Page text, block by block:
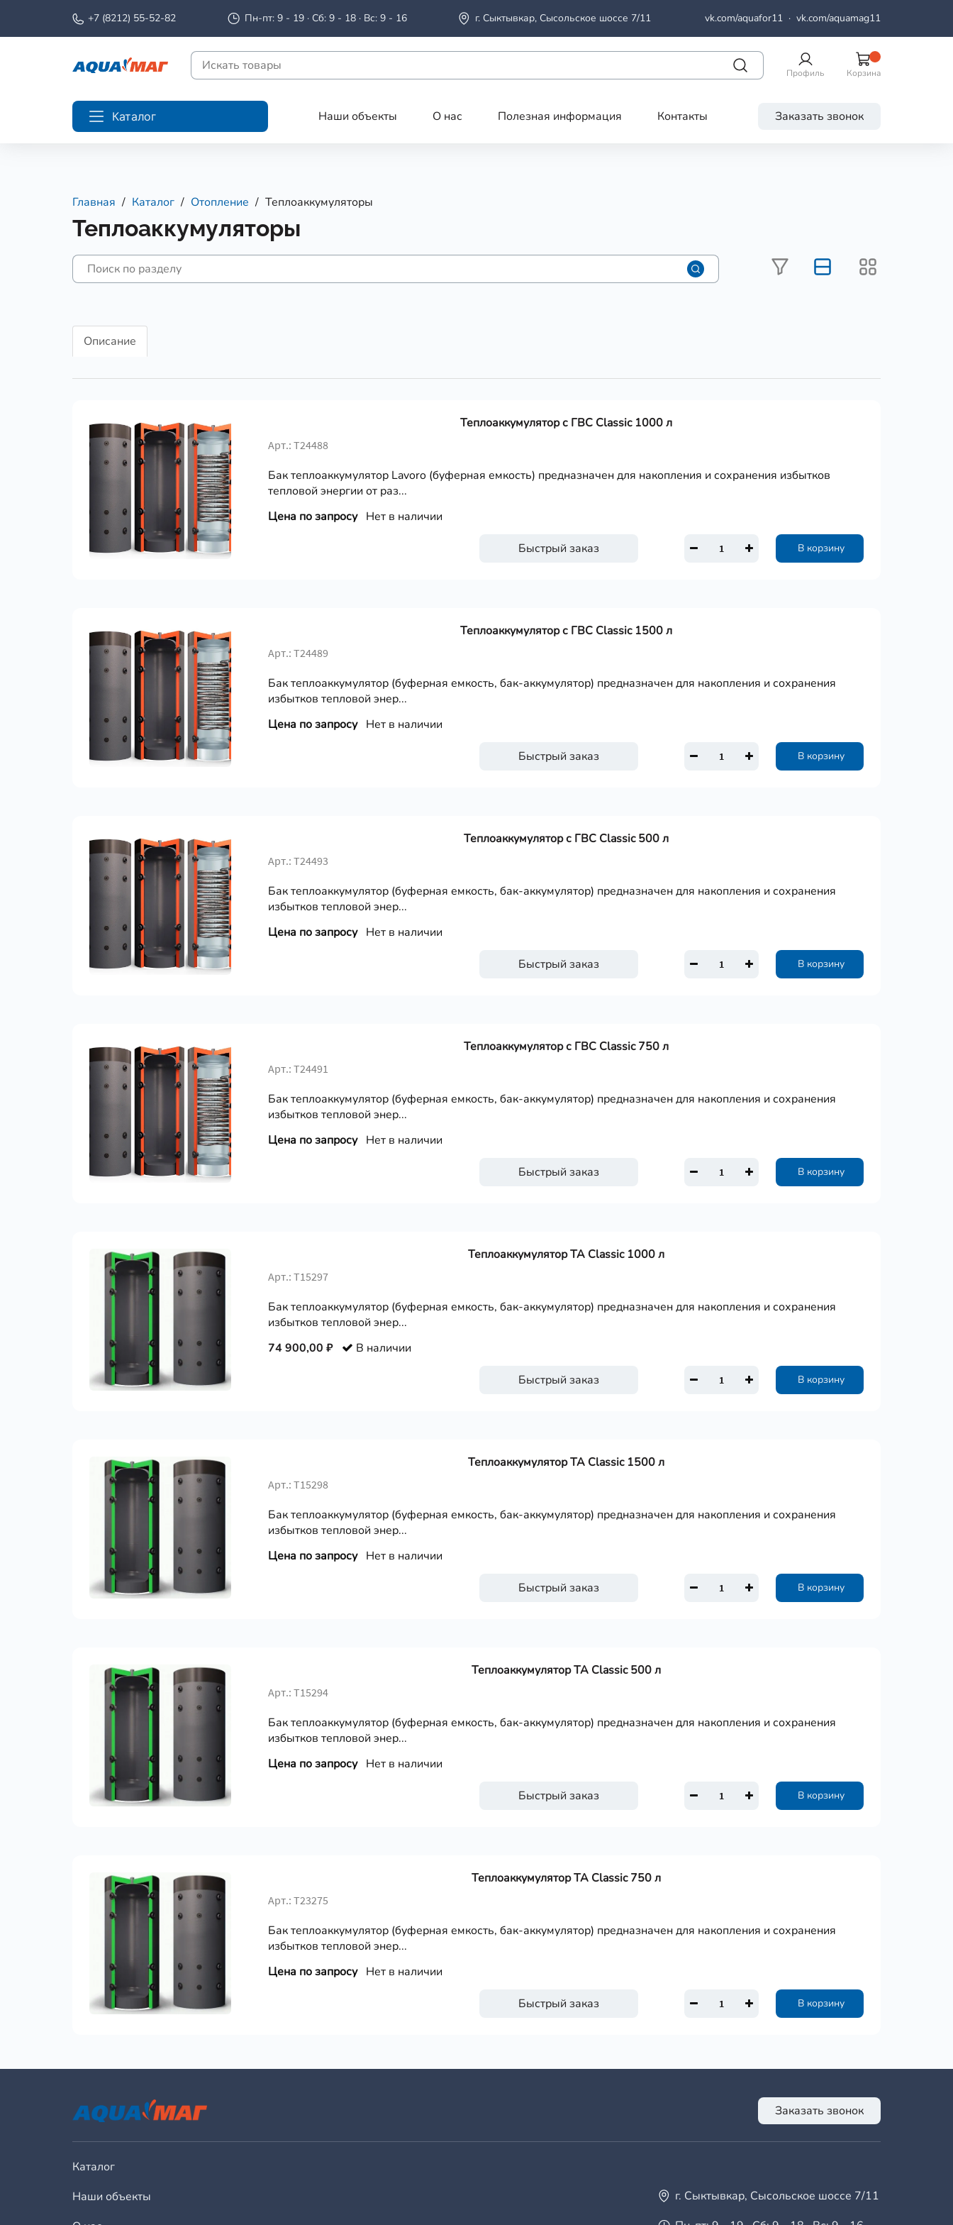
+7 (8212) 55-52-82 Пн-пт: 9 - 19 · Сб: 9 - 18 · Вс: 9 - 16 г. Сыктывкар, Сысольское шоссе 7/11 vk.com/aquafor11· vk.com/aquamag11
Профиль Корзина
Каталог Наши объекты О нас Полезная информация Контакты Заказать звонок
Главная Каталог Отопление Теплоаккумуляторы
Теплоаккумуляторы
Описание
Теплоаккумулятор с ГВС Classic 1000 л
Арт.: Т24488
Бак теплоаккумулятор Lavoro (буферная емкость) предназначен для накопления и сохранения избытков
тепловой энергии от раз...
Быстрый заказ В корзину
Цена по запросу Нет в наличии
Теплоаккумулятор с ГВС Classic 1500 л
Арт.: Т24489
Бак теплоаккумулятор (буферная емкость, бак-аккумулятор) предназначен для накопления и сохранения
избытков тепловой энер...
Быстрый заказ В корзину
Цена по запросу Нет в наличии
Теплоаккумулятор с ГВС Classic 500 л
Арт.: Т24493
Бак теплоаккумулятор (буферная емкость, бак-аккумулятор) предназначен для накопления и сохранения
избытков тепловой энер...
Быстрый заказ В корзину
Цена по запросу Нет в наличии
Теплоаккумулятор с ГВС Classic 750 л
Арт.: Т24491
Бак теплоаккумулятор (буферная емкость, бак-аккумулятор) предназначен для накопления и сохранения
избытков тепловой энер...
Быстрый заказ В корзину
Цена по запросу Нет в наличии
Теплоаккумулятор ТА Classic 1000 л
Арт.: Т15297
Бак теплоаккумулятор (буферная емкость, бак-аккумулятор) предназначен для накопления и сохранения
избытков тепловой энер...
Быстрый заказ В корзину
74 900,00 ₽ В наличии
Теплоаккумулятор ТА Classic 1500 л
Арт.: Т15298
Бак теплоаккумулятор (буферная емкость, бак-аккумулятор) предназначен для накопления и сохранения
избытков тепловой энер...
Быстрый заказ В корзину
Цена по запросу Нет в наличии
Теплоаккумулятор ТА Classic 500 л
Арт.: Т15294
Бак теплоаккумулятор (буферная емкость, бак-аккумулятор) предназначен для накопления и сохранения
избытков тепловой энер...
Быстрый заказ В корзину
Цена по запросу Нет в наличии
Теплоаккумулятор ТА Classic 750 л
Арт.: Т23275
Бак теплоаккумулятор (буферная емкость, бак-аккумулятор) предназначен для накопления и сохранения
избытков тепловой энер...
Быстрый заказ В корзину
Цена по запросу Нет в наличии
Заказать звонок
Каталог
Наши объекты
г. Сыктывкар, Сысольское шоссе 7/11